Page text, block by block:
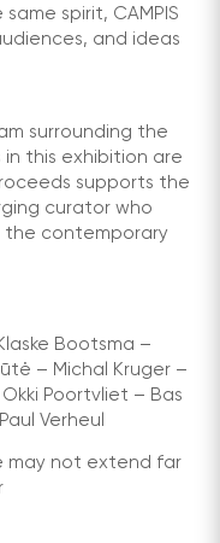
spirit, CAMPIS
and ideas
surrounding the
in this exhibition are
supports the
curator who
the contemporary
Bootsma –
– Michal Kruger –
Poortvliet – Bas
Verheul
may not extend far